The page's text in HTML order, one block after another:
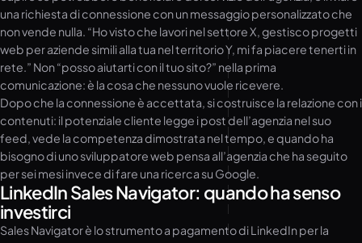
una richiesta di connessione con un messaggio personalizzato che
non vende nulla. “Ho visto che lavori nel settore X, gestisco progetti
web per aziende simili alla tua nel territorio Y, mi fa piacere tenerti in
rete.” Non “posso aiutarti con il tuo sito?” nella prima
comunicazione: è la cosa che nessuno vuole ricevere.
Dopo che la connessione è accettata, si costruisce la relazione con i
contenuti: il potenziale cliente legge i post dell’agenzia nel suo
feed, vede la competenza dimostrata nel tempo, e quando ha
bisogno di uno sviluppatore web pensa all’agenzia che ha seguito
per sei mesi invece di fare una ricerca su Google.
LinkedIn Sales Navigator: quando ha senso
investirci
Sales Navigator è lo strumento a pagamento di LinkedIn per la